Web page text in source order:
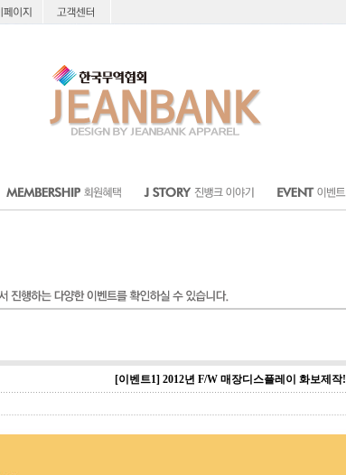
[이벤트1] 2012년 F/W 매장디스플레이 화보제작!